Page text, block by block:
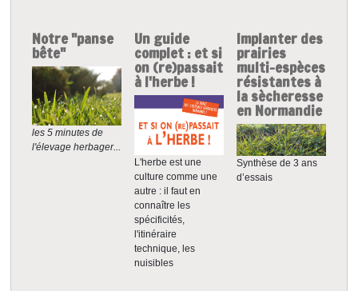
Notre "panse
bête"
les 5 minutes de
l'élevage herbager...
Un guide
complet : et si
on (re)passait
à l'herbe !
L'herbe est une
culture comme une
autre : il faut en
connaître les
spécificités,
l'itinéraire
technique, les
nuisibles
Implanter des
prairies
multi-espèces
résistantes à
la sècheresse
en Normandie
Synthèse de 3 ans
d’essais